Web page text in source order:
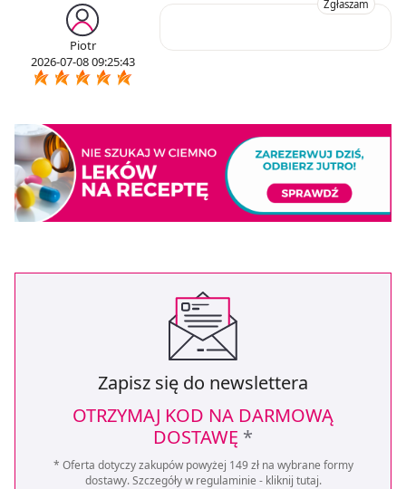
Piotr
2026-07-08 09:25:43
Zgłaszam
Zapisz się do newslettera
OTRZYMAJ KOD NA DARMOWĄ
DOSTAWĘ *
* Oferta dotyczy zakupów powyżej 149 zł na wybrane formy
dostawy. Szczegóły w regulaminie - kliknij tutaj.